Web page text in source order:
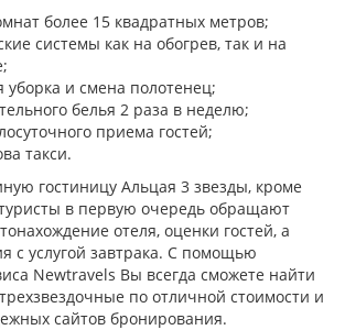
более 15 квадратных метров;
системы как на обогрев, так и на
уборка и смена полотенец;
белья 2 раза в неделю;
приема гостей;
такси.
гостиницу Альцая 3 звезды, кроме
в первую очередь обращают
отеля, оценки гостей, а
с услугой завтрака. С помощью
Newtravels Вы всегда сможете найти
по отличной стоимости и
сайтов бронирования.